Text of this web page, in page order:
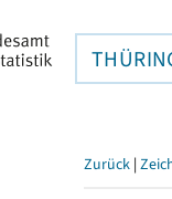
Zurück |